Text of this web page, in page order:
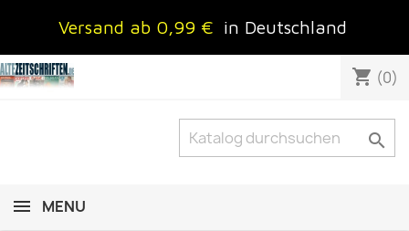
Versand ab 0,99 € in Deutschland
shopping_cart (0)

MENU